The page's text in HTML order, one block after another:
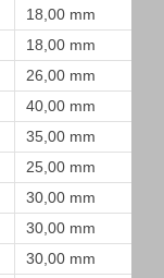
18,00 mm
18,00 mm
26,00 mm
40,00 mm
35,00 mm
25,00 mm
30,00 mm
30,00 mm
30,00 mm